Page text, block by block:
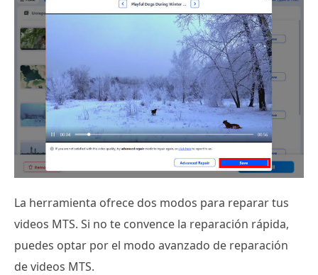
La herramienta ofrece dos modos para reparar tus
videos MTS. Si no te convence la reparación rápida,
puedes optar por el modo avanzado de reparación
de videos MTS.